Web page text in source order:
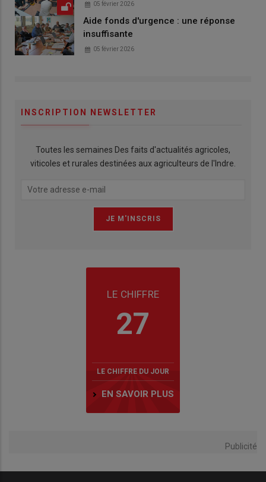
05 février 2026
Aide fonds d'urgence : une réponse
insuffisante
05 février 2026
INSCRIPTION NEWSLETTER
Toutes les semaines Des faits d'actualités agricoles,
viticoles et rurales destinées aux agriculteurs de l'Indre.
LE CHIFFRE
27
LE CHIFFRE DU JOUR
EN SAVOIR PLUS
Publicité